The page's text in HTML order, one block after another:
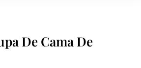
De Cama De